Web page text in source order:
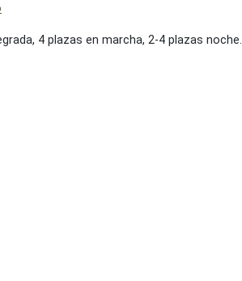
4 plazas en marcha, 2-4 plazas noche.